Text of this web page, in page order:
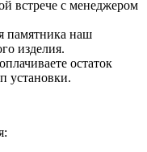
встрече с менеджером
памятника наш
изделия.
остаток
установки.